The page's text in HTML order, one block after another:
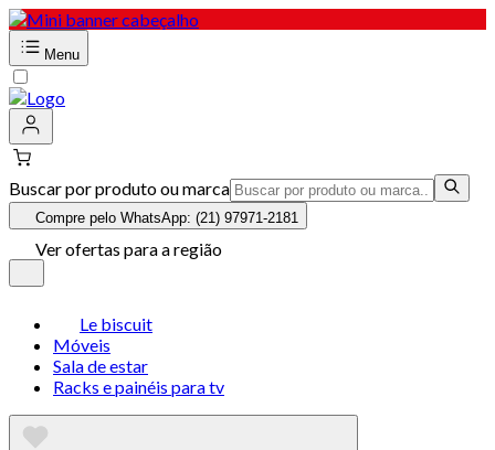
Menu
Buscar por produto ou marca
Compre pelo WhatsApp: (21) 97971-2181
Ver ofertas para a região
Le biscuit
Móveis
Sala de estar
Racks e painéis para tv